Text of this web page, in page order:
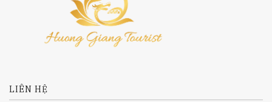
LIÊN HỆ